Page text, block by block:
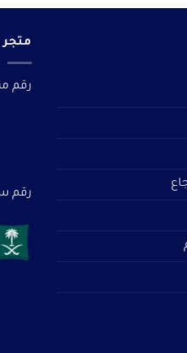
رقم
رقم سجل